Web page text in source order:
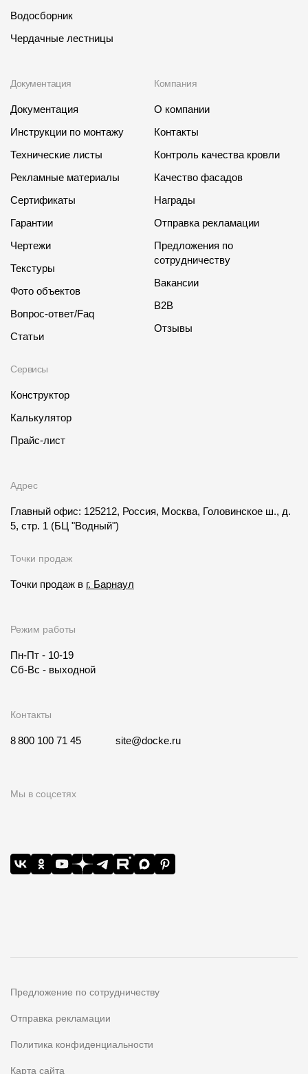
Водосборник
Чердачные лестницы
Документация
Документация
Инструкции по монтажу
Технические листы
Рекламные материалы
Сертификаты
Гарантии
Чертежи
Текстуры
Фото объектов
Вопрос-ответ/Faq
Статьи
Сервисы
Конструктор
Калькулятор
Прайс-лист
Компания
О компании
Контакты
Контроль качества кровли
Качество фасадов
Награды
Отправка рекламации
Предложения по
сотрудничеству
Вакансии
B2B
Отзывы
Адрес
Главный офис: 125212, Россия, Москва, Головинское ш., д.
5, стр. 1 (БЦ "Водный")
Точки продаж
Точки продаж в г. Барнаул
Режим работы
Пн-Пт - 10-19
Сб-Вс - выходной
Контакты
8 800 100 71 45 site@docke.ru
Мы в соцсетях
Предложение по сотрудничеству
Отправка рекламации
Политика конфиденциальности
Карта сайта